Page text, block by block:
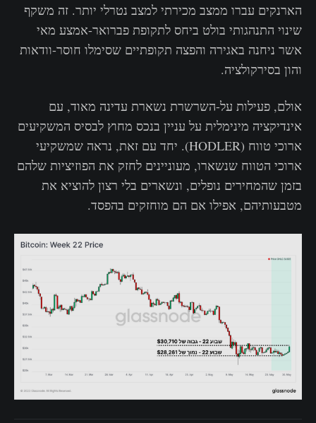
הארנקים עברו ממצב מכירתי למצב נטרלי יותר. זה משקף
שינוי התנהגותי בולט ביחס לתקופת פברואר-אמצע מאי
אשר ניחנה באגירה והפצה תקופתיים שסימלו חוסר-וודאות
והון בסירקולציה.
אולם, פעילות על-השרשרת נשארת עדינה מאוד, עם
אינדיקציה מינימלית על עניין בנכס מחוץ לבסיס המשקיעים
ארוכי טווח (HODLER). יחד עם זאת, נראה שמשקיעי
ארוכי הטווח שנשארו, מעוניינים לחזק את הפוזיציות שלהם
בזמן שהמחירים נופלים, ונשארים בלי רצון להוציא את
מטבעותיהם, אפילו אם הם מוחזקים בהפסד.